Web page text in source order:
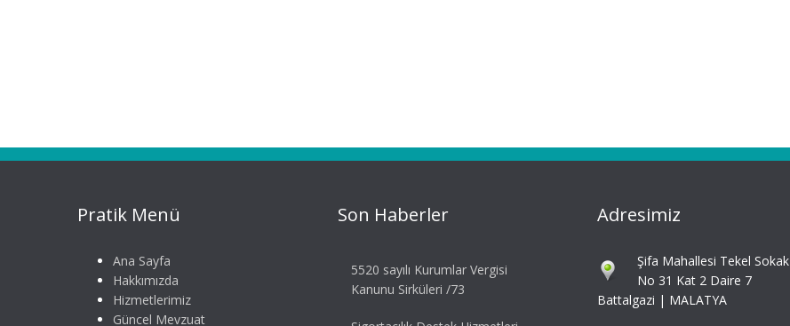
Pratik Menü
Ana Sayfa
Hakkımızda
Hizmetlerimiz
Güncel Mevzuat
Son Haberler
5520 sayılı Kurumlar Vergisi
Kanunu Sirküleri /73
Adresimiz
Şifa Mahallesi Tekel Sokak
No 31 Kat 2 Daire 7
Battalgazi | MALATYA